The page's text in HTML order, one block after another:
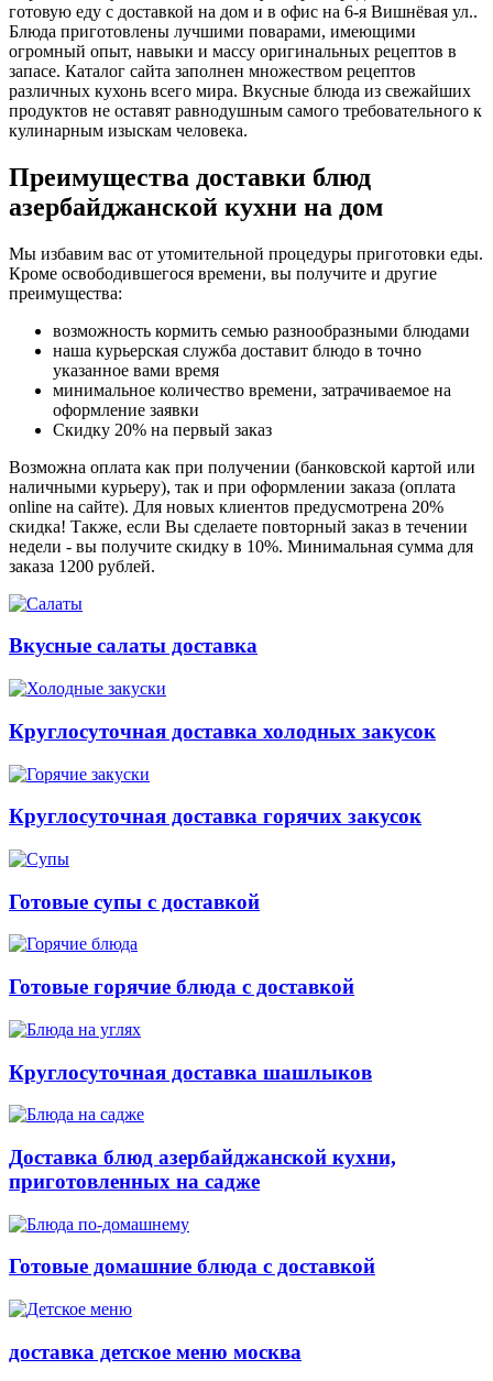
готовую еду с доставкой на дом и в офис на 6-я Вишнёвая ул..
Блюда приготовлены лучшими поварами, имеющими
огромный опыт, навыки и массу оригинальных рецептов в
запасе. Каталог сайта заполнен множеством рецептов
различных кухонь всего мира. Вкусные блюда из свежайших
продуктов не оставят равнодушным самого требовательного к
кулинарным изыскам человека.
Преимущества доставки блюд
азербайджанской кухни на дом
Мы избавим вас от утомительной процедуры приготовки еды.
Кроме освободившегося времени, вы получите и другие
преимущества:
возможность кормить семью разнообразными блюдами
наша курьерская служба доставит блюдо в точно
указанное вами время
минимальное количество времени, затрачиваемое на
оформление заявки
Скидку 20% на первый заказ
Возможна оплата как при получении (банковской картой или
наличными курьеру), так и при оформлении заказа (оплата
online на сайте). Для новых клиентов предусмотрена 20%
скидка! Также, если Вы сделаете повторный заказ в течении
недели - вы получите скидку в 10%. Минимальная сумма для
заказа 1200 рублей.
Вкусные салаты доставка
Круглосуточная доставка холодных закусок
Круглосуточная доставка горячих закусок
Готовые супы с доставкой
Готовые горячие блюда с доставкой
Круглосуточная доставка шашлыков
Доставка блюд азербайджанской кухни,
приготовленных на садже
Готовые домашние блюда с доставкой
доставка детское меню москва